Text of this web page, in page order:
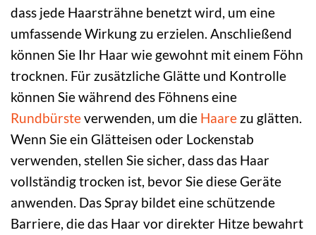
dass jede Haarsträhne benetzt wird, um eine
umfassende Wirkung zu erzielen. Anschließend
können Sie Ihr Haar wie gewohnt mit einem Föhn
trocknen. Für zusätzliche Glätte und Kontrolle
können Sie während des Föhnens eine
Rundbürsteverwenden, um die Haare zu glätten.
Wenn Sie ein Glätteisen oder Lockenstab
verwenden, stellen Sie sicher, dass das Haar
vollständig trocken ist, bevor Sie diese Geräte
anwenden. Das Spray bildet eine schützende
Barriere, die das Haar vor direkter Hitze bewahrt